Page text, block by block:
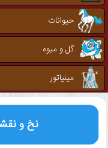
حیوانات
گل و میوه
مینیاتور
نخ و